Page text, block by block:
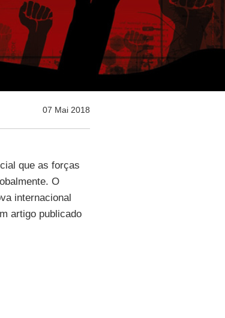
07 Mai 2018
que as forças
O
internacional
artigo publicado